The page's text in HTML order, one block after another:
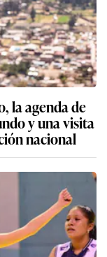
la agenda de
y una visita
nacional